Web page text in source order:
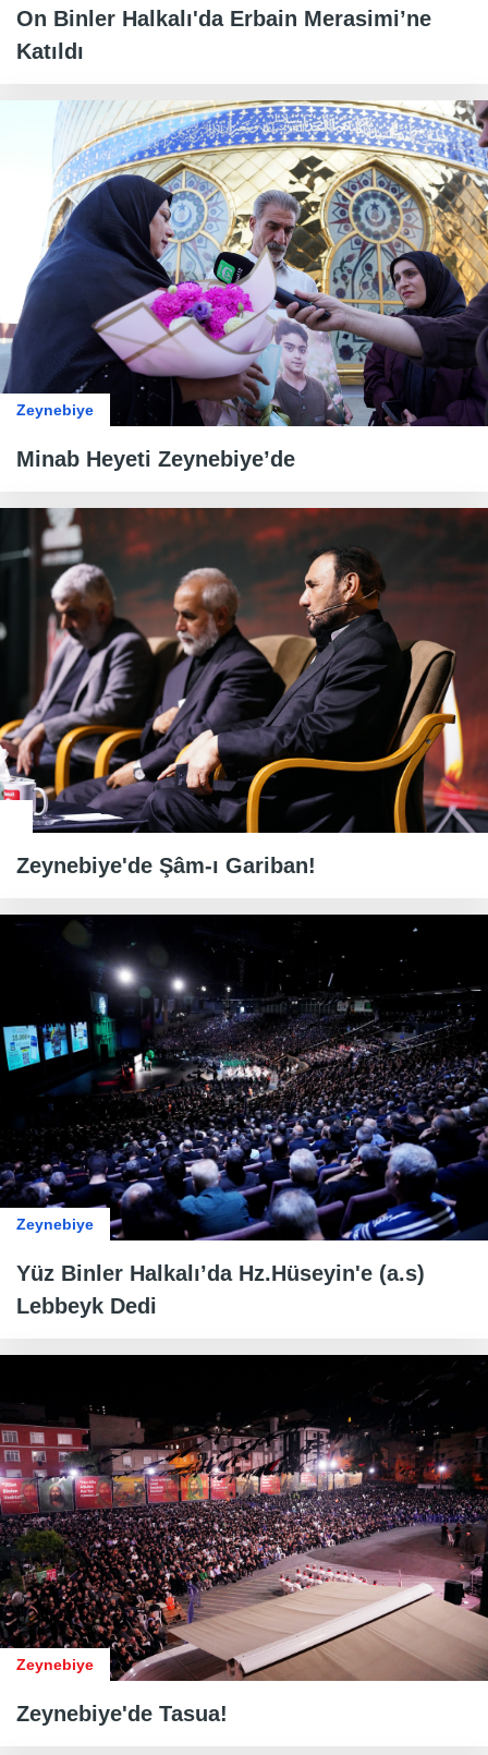
On Binler Halkalı'da Erbain Merasimi’ne
Katıldı
Zeynebiye
Minab Heyeti Zeynebiye’de
Zeynebiye'de Şâm-ı Gariban!
Zeynebiye
Yüz Binler Halkalı’da Hz.Hüseyin'e (a.s)
Lebbeyk Dedi
Zeynebiye
Zeynebiye'de Tasua!